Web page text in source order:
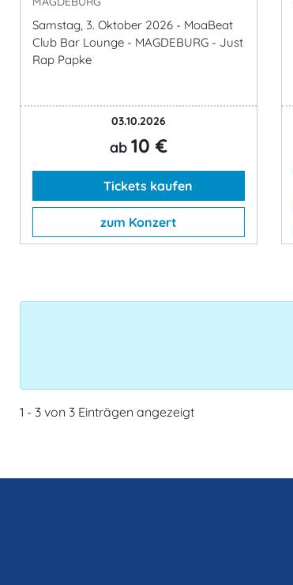
Samstag, 3. Oktober 2026 - MoaBeat
Club Bar Lounge - MAGDEBURG - Just
Rap Papke
03.10.2026
ab 10 €
Tickets kaufen
zum Konzert
1 - 3 von 3 Einträgen angezeigt